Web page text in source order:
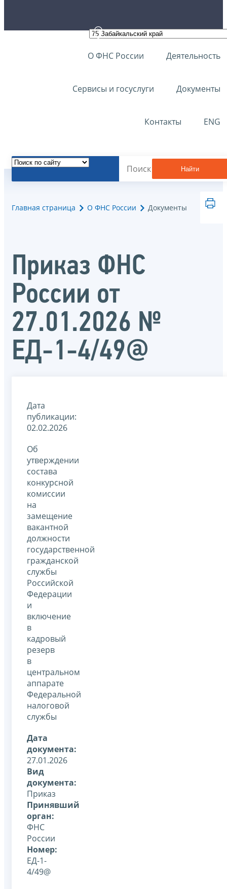
О ФНС России Деятельность
Сервисы и госуслуги Документы
Контакты ENG
Найти
Главная страница О ФНС России Документы
Приказ ФНС
России от
27.01.2026 №
ЕД-1-4/49@
Дата
публикации:
02.02.2026
Об
утверждении
состава
конкурсной
комиссии
на
замещение
вакантной
должности
государственной
гражданской
службы
Российской
Федерации
и
включение
в
кадровый
резерв
в
центральном
аппарате
Федеральной
налоговой
службы
Дата
документа:
27.01.2026
Вид
документа:
Приказ
Принявший
орган:
ФНС
России
Номер:
ЕД-1-
4/49@